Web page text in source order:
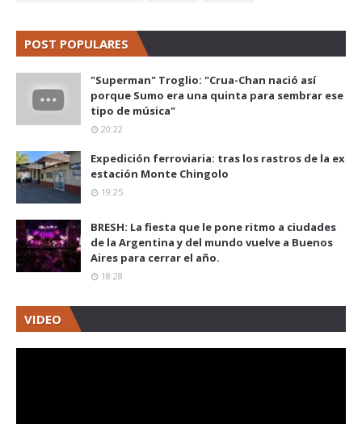
POST POPULARES
"Superman" Troglio: "Crua-Chan nació así
porque Sumo era una quinta para sembrar ese
tipo de música"
20:22
Expedición ferroviaria: tras los rastros de la ex
estación Monte Chingolo
19:25
BRESH: La fiesta que le pone ritmo a ciudades
de la Argentina y del mundo vuelve a Buenos
Aires para cerrar el año.
18:28
VIDEO